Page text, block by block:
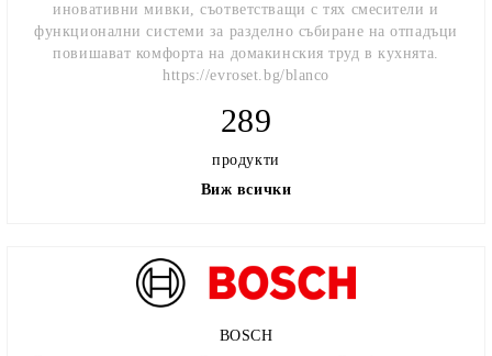
иновативни мивки, съответстващи с тях смесители и
функционални системи за разделно събиране на отпадъци
повишават комфорта на домакинския труд в кухнята.
https://evroset.bg/blanco
289
продукти
Виж всички
BOSCH